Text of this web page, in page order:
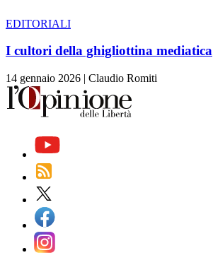
EDITORIALI
I cultori della ghigliottina mediatica
14 gennaio 2026 | Claudio Romiti